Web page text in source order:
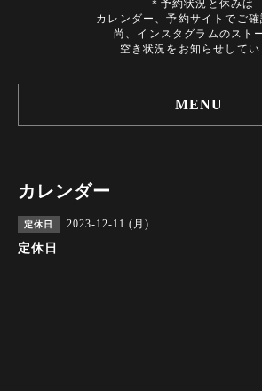
＊予約状況と休みは
カレンダー、予約サイトでご確
尚、インスタグラムのスト
空き状況をお知らせしてい
MENU
カレンダー
定休日 2023-12-11 (月)
定休日